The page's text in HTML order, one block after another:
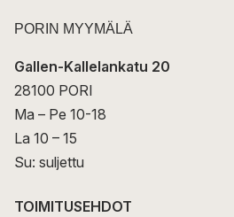
PORIN MYYMÄLÄ
Gallen-Kallelankatu 20
28100 PORI
Ma – Pe 10-18
La 10 – 15
Su: suljettu
TOIMITUSEHDOT